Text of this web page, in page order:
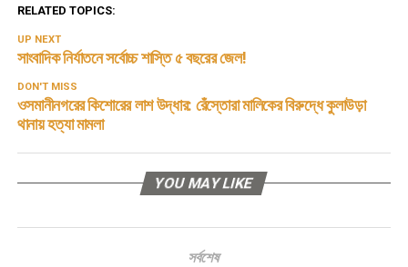
RELATED TOPICS:
UP NEXT
সাংবাদিক নির্যাতনে সর্বোচ্চ শাস্তি ৫ বছরের জেল!
DON'T MISS
ওসমানীনগরের কিশোরের লাশ উদ্ধার: রেঁস্তোরা মালিকের বিরুদ্ধে কুলাউড়া
থানায় হত্যা মামলা
YOU MAY LIKE
সর্বশেষ